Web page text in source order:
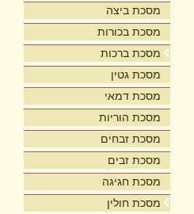
מסכת ביצה
מסכת בכורות
מסכת ברכות
מסכת גטין
מסכת דמאי
מסכת הוריות
מסכת זבחים
מסכת זבים
מסכת חגיגה
מסכת חולין